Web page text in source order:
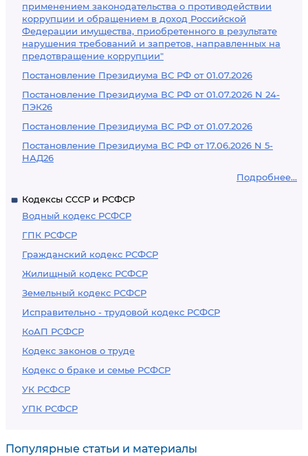
применением законодательства о противодействии
коррупции и обращением в доход Российской
Федерации имущества, приобретенного в результате
нарушения требований и запретов, направленных на
предотвращение коррупции"
Постановление Президиума ВС РФ от 01.07.2026
Постановление Президиума ВС РФ от 01.07.2026 N 24-
ПЭК26
Постановление Президиума ВС РФ от 01.07.2026
Постановление Президиума ВС РФ от 17.06.2026 N 5-
НАД26
Подробнее...
Кодексы СССР и РСФСР
Водный кодекс РСФСР
ГПК РСФСР
Гражданский кодекс РСФСР
Жилищный кодекс РСФСР
Земельный кодекс РСФСР
Исправительно - трудовой кодекс РСФСР
КоАП РСФСР
Кодекс законов о труде
Кодекс о браке и семье РСФСР
УК РСФСР
УПК РСФСР
Популярные статьи и материалы